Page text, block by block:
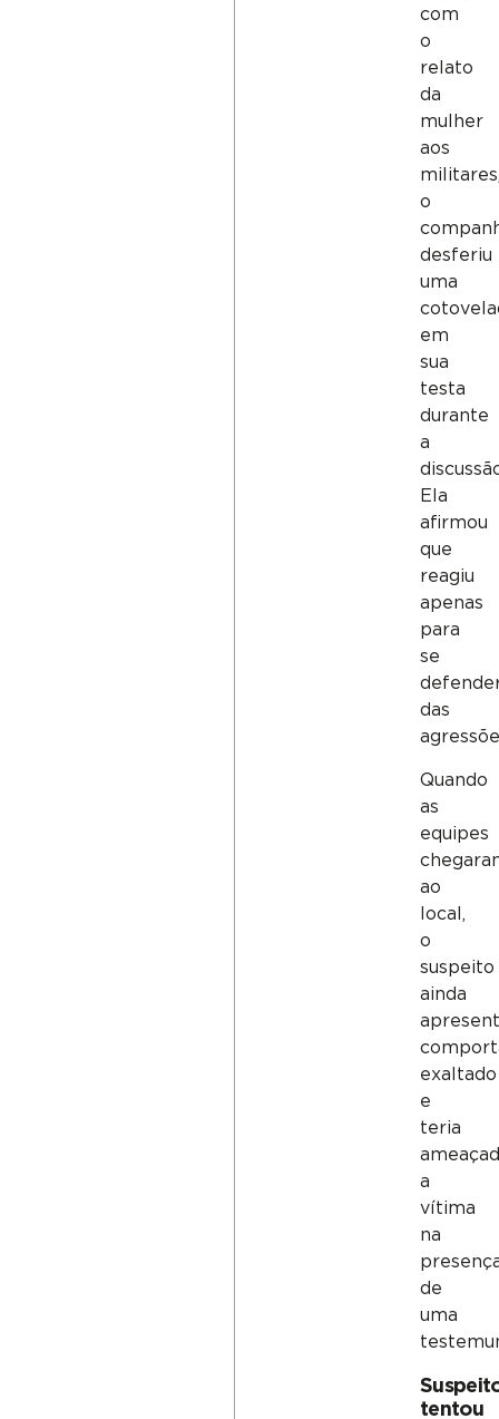
com
o
relato
da
mulher
aos
o
desferiu
uma
em
sua
testa
durante
a
Ela
afirmou
que
reagiu
apenas
para
se
das
Quando
as
equipes
ao
local,
o
suspeito
ainda
exaltado
e
teria
a
vítima
na
de
uma
tentou